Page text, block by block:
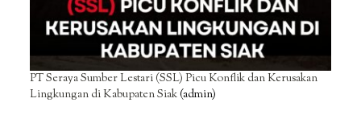
PT Seraya Sumber Lestari (SSL) Picu Konflik dan Kerusakan
Lingkungan di Kabupaten Siak(admin)